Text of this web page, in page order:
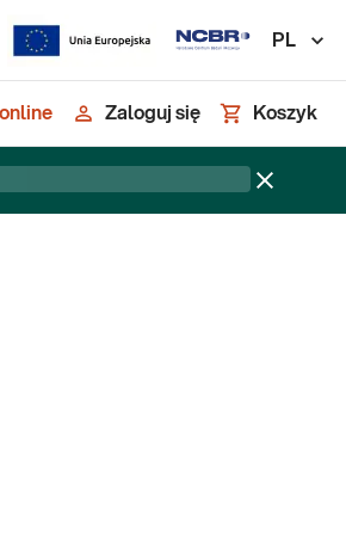
PL
Zaloguj się Koszyk